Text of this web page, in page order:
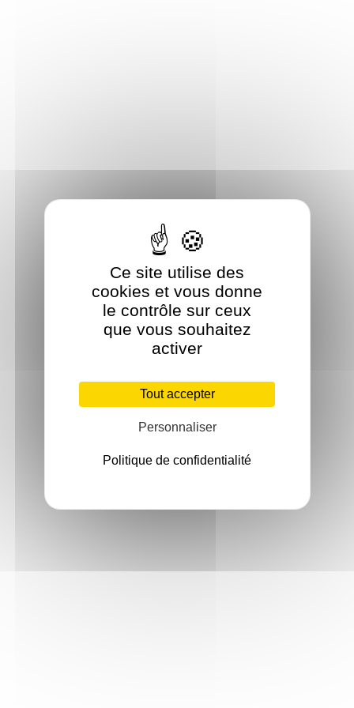
Ce site utilise des
cookies et vous donne
le contrôle sur ceux
que vous souhaitez
activer
Tout accepter
Personnaliser
Politique de confidentialité